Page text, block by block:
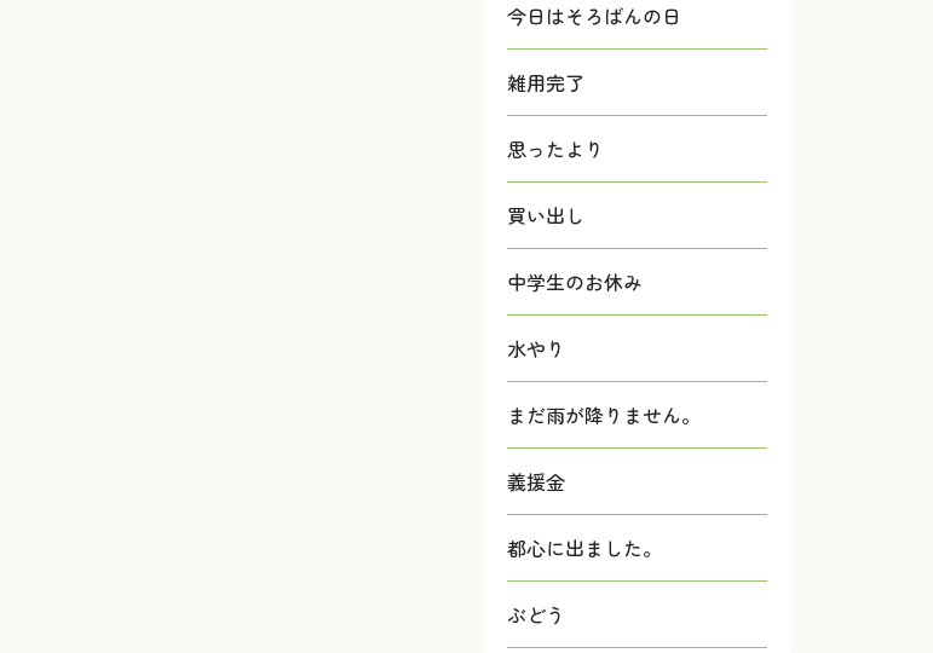
今日はそろばんの日
雑用完了
思ったより
買い出し
中学生のお休み
水やり
まだ雨が降りません。
義援金
都心に出ました。
ぶどう